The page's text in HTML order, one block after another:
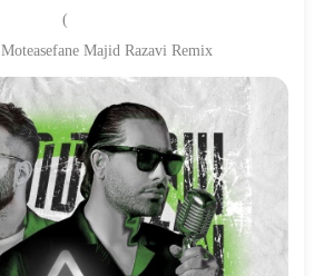
)
Moteasefane Majid Razavi Remix